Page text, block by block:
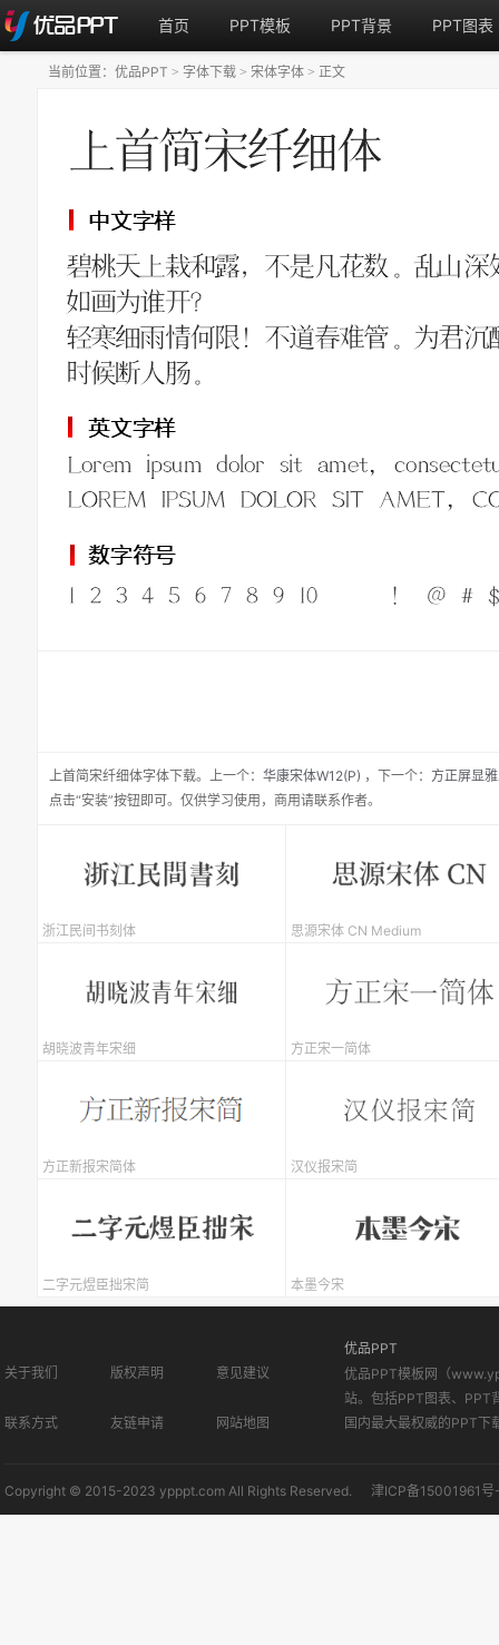
首页 PPT模板 PPT背景 PPT图表
上首简宋纤细体字体下载。 上一个： 华康宋体W12(P) ， 下一个： 方正屏显
点击“安装”按钮即可。仅供学习使用，商用请联系作者。
当前位置： 优品PPT > 字体下载 > 宋体字体 > 正文
浙江民间书刻体 思源宋体 CN Medium
胡晓波青年宋细 方正宋一简体
方正新报宋简体 汉仪报宋简
二字元煜臣拙宋简 本墨今宋
关于我们 版权声明 意见建议
联系方式 友链申请 网站地图
优品PPT
优品PPT模板网（
站。包括PPT图表、PPT
国内最大最权威的PPT下
Copyright © 2015-2023 ypppt.com All Rights Reserved. 津ICP备15001961号